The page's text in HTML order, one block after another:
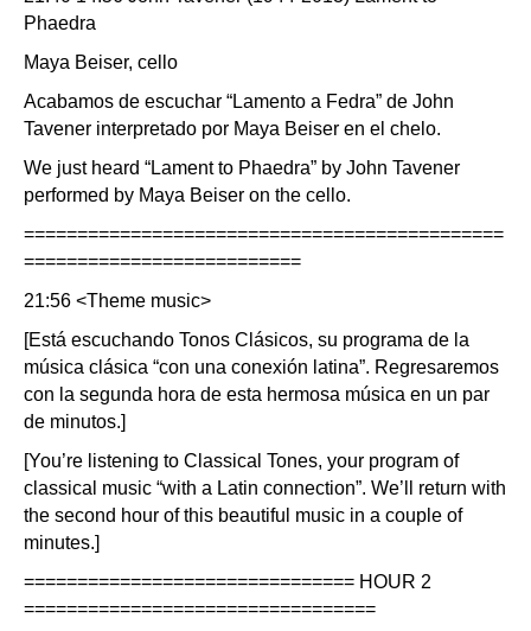
Phaedra
Maya Beiser, cello
Acabamos de escuchar “Lamento a Fedra” de John
Tavener interpretado por Maya Beiser en el chelo.
We just heard “Lament to Phaedra” by John Tavener
performed by Maya Beiser on the cello.
=============================================
==========================
21:56 <Theme music>
[Está escuchando Tonos Clásicos, su programa de la
música clásica “con una conexión latina”. Regresaremos
con la segunda hora de esta hermosa música en un par
de minutos.]
[You’re listening to Classical Tones, your program of
classical music “with a Latin connection”. We’ll return with
the second hour of this beautiful music in a couple of
minutes.]
=============================== HOUR 2
=================================